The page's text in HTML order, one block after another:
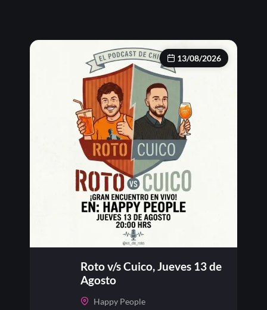
13/08/2026
Roto v/s Cuico, Jueves 13 de
Agosto
Happy People